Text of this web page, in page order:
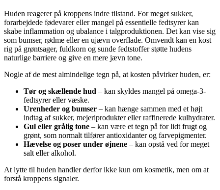
Huden reagerer på kroppens indre tilstand. For meget sukker,
forarbejdede fødevarer eller mangel på essentielle fedtsyrer kan
skabe inflammation og ubalance i talgproduktionen. Det kan vise sig
som bumser, rødme eller en ujævn overflade. Omvendt kan en kost
rig på grøntsager, fuldkorn og sunde fedtstoffer støtte hudens
naturlige barriere og give en mere jævn tone.
Nogle af de mest almindelige tegn på, at kosten påvirker huden, er:
Tør og skællende hud – kan skyldes mangel på omega-3-
fedtsyrer eller væske.
Urenheder og bumser – kan hænge sammen med et højt
indtag af sukker, mejeriprodukter eller raffinerede kulhydrater.
Gul eller grålig tone – kan være et tegn på for lidt frugt og
grønt, som normalt tilfører antioxidanter og farvepigmenter.
Hævelse og poser under øjnene – kan opstå ved for meget
salt eller alkohol.
At lytte til huden handler derfor ikke kun om kosmetik, men om at
forstå kroppens signaler.